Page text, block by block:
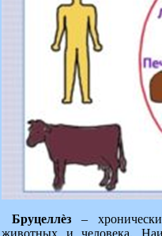
Бруцеллѐз –
животных и человека.